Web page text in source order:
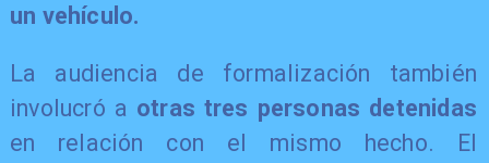
un vehículo.
​La audiencia de formalización también
involucró a otras tres personas detenidas
en relación con el mismo hecho. El